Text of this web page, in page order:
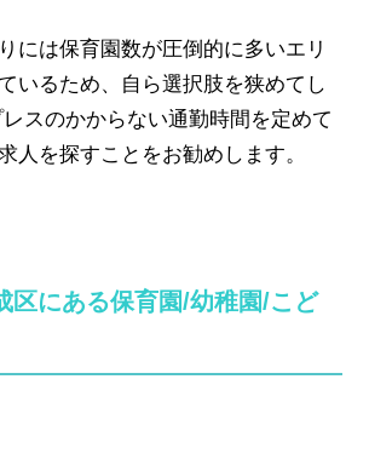
には保育園数が圧倒的に多いエリ
いるため、自ら選択肢を狭めてし
スのかからない通勤時間を定めて
人を探すことをお勧めします。
にある保育園/幼稚園/こど